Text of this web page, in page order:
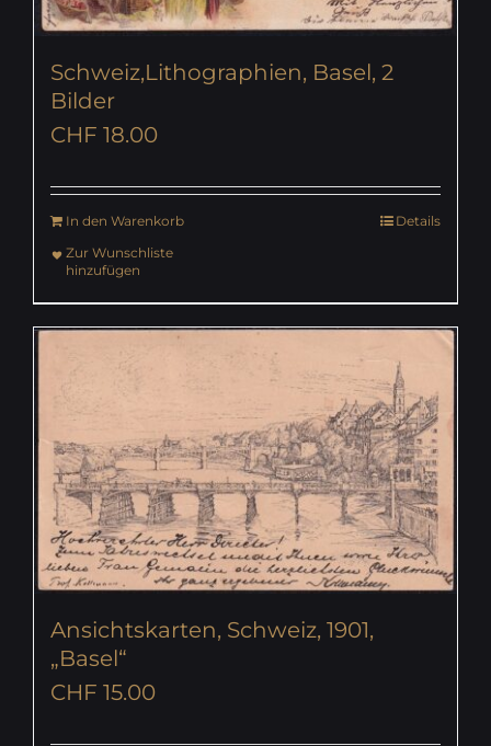
Schweiz,Lithographien, Basel, 2
Bilder
CHF 18.00
In den Warenkorb
Details
Zur Wunschliste
hinzufügen
Ansichtskarten, Schweiz, 1901,
„Basel“
CHF 15.00